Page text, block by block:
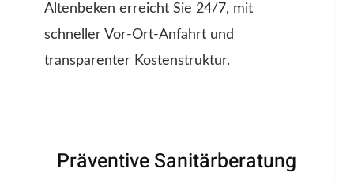
Altenbeken erreicht Sie 24/7, mit
schneller Vor-Ort-Anfahrt und
transparenter Kostenstruktur.
Präventive Sanitärberatung